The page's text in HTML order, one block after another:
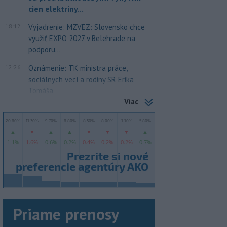
cien elektriny...
18:12
Vyjadrenie: MZVEZ: Slovensko chce
využiť EXPO 2027 v Belehrade na
podporu...
12:26
Oznámenie: TK ministra práce,
sociálnych vecí a rodiny SR Erika
Tomáša
Viac
Priame prenosy